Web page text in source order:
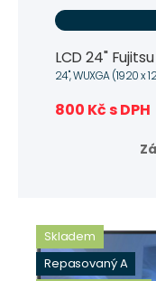
LCD 24"
24", WUXGA (1920 x
800 Kč s DPH
Skladem
Repasovaný A